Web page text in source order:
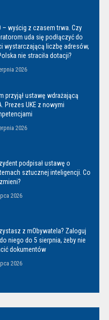
– wyścig z czasem trwa. Czy
uda się podłączyć do
wystarczającą liczbę adresów,
nie straciła dotacji?
2026
przyjął ustawę wdrażającą
Prezes UKE z nowymi
2026
podpisał ustawę o
sztucznej inteligencji. Co
2026
z mObywatela? Zaloguj
niego do 5 sierpnia, żeby nie
dokumentów
2026